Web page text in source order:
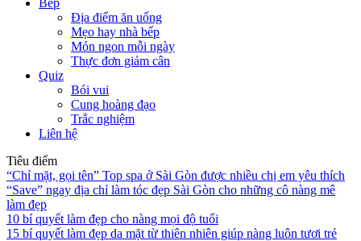
Bếp
Địa điểm ăn uống
Mẹo hay nhà bếp
Món ngon mỗi ngày
Thực đơn giảm cân
Quiz
Bói vui
Cung hoàng đạo
Trắc nghiệm
Liên hệ
Tiêu điểm
“Chỉ mặt, gọi tên” Top spa ở Sài Gòn được nhiều chị em yêu thích
“Save” ngay địa chỉ làm tóc đẹp Sài Gòn cho những cô nàng mê
làm đẹp
10 bí quyết làm đẹp cho nàng mọi độ tuổi
15 bí quyết làm đẹp da mặt từ thiên nhiên giúp nàng luôn tươi trẻ